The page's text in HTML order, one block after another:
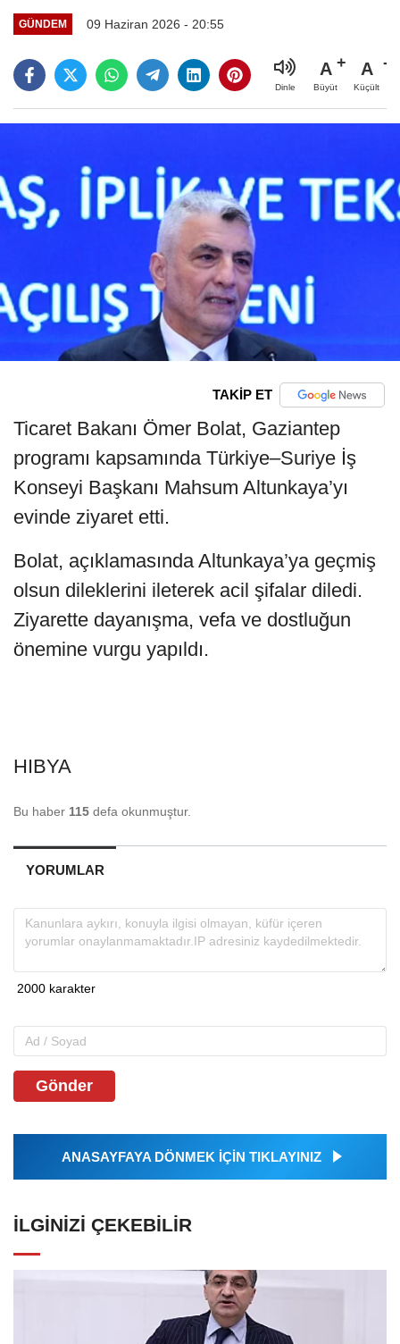
GÜNDEM 09 Haziran 2026 - 20:55
Dinle
A
Büyüt
A
Küçült
TAKİP ET
Ticaret Bakanı Ömer Bolat, Gaziantep
programı kapsamında Türkiye–Suriye İş
Konseyi Başkanı Mahsum Altunkaya’yı
evinde ziyaret etti.
Bolat, açıklamasında Altunkaya’ya geçmiş
olsun dileklerini ileterek acil şifalar diledi.
Ziyarette dayanışma, vefa ve dostluğun
önemine vurgu yapıldı.
HIBYA
Bu haber 115 defa okunmuştur.
YORUMLAR
Gönder
ANASAYFAYA DÖNMEK İÇİN TIKLAYINIZ
İLGINIZI ÇEKEBILIR